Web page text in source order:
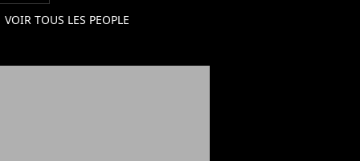
VOIR TOUS LES PEOPLE